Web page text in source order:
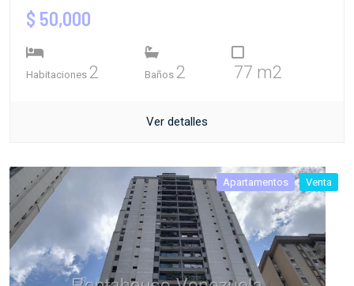
$ 50,000
Habitaciones 2 Baños 2 77 m2
Ver detalles
Apartamentos Venta